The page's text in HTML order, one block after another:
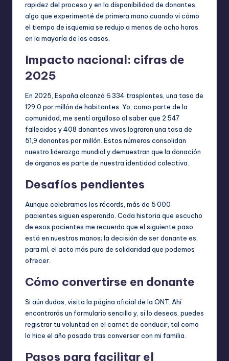
rapidez del proceso y en la disponibilidad de donantes,
algo que experimenté de primera mano cuando vi cómo
el tiempo de isquemia se redujo a menos de ocho horas
en la mayoría de los casos.
Impacto nacional: cifras de
2025
En 2025, España alcanzó 6 334 trasplantes, una tasa de
129,0 por millón de habitantes. Yo, como parte de la
comunidad, me sentí orgulloso al saber que 2 547
fallecidos y 408 donantes vivos lograron una tasa de
51,9 donantes por millón. Estos números consolidan
nuestro liderazgo mundial y demuestran que la donación
de órganos es parte de nuestra identidad colectiva.
Desafíos pendientes
Aunque celebramos los récords, más de 5 000
pacientes siguen esperando. Cada historia que escucho
de esos pacientes me recuerda que el siguiente paso
está en nuestras manos; la decisión de ser donante es,
para mí, el acto más puro de solidaridad que podemos
ofrecer.
Cómo convertirse en donante
Si aún dudas, visita la página oficial de la ONT. Ahí
encontrarás un formulario sencillo y, si lo deseas, puedes
registrar tu voluntad en el carnet de conducir, tal como
lo hice el año pasado tras conversar con mi familia.
Pasos para facilitar el